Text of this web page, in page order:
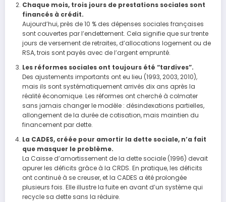
Chaque mois, trois jours de prestations sociales sont
financés à crédit.
Aujourd’hui, près de 10 % des dépenses sociales françaises
sont couvertes par l’endettement. Cela signifie que sur trente
jours de versement de retraites, d’allocations logement ou de
RSA, trois sont payés avec de l’argent emprunté.
Les réformes sociales ont toujours été “tardives”.
Des ajustements importants ont eu lieu (1993, 2003, 2010),
mais ils sont systématiquement arrivés dix ans après la
réalité économique. Les réformes ont cherché à colmater
sans jamais changer le modèle : désindexations partielles,
allongement de la durée de cotisation, mais maintien du
financement par dette.
La CADES, créée pour amortir la dette sociale, n’a fait
que masquer le problème.
La Caisse d’amortissement de la dette sociale (1996) devait
apurer les déficits grâce à la CRDS. En pratique, les déficits
ont continué à se creuser, et la CADES a été prolongée
plusieurs fois. Elle illustre la fuite en avant d’un système qui
recycle sa dette sans la réduire.